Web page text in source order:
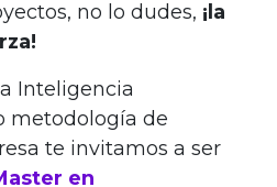
no lo dudes, ¡la
Inteligencia
metodología de
te invitamos a ser
en